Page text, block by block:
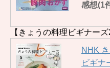
感想(1
【きょうの料理ビギナーズ
NHK
ビギナ